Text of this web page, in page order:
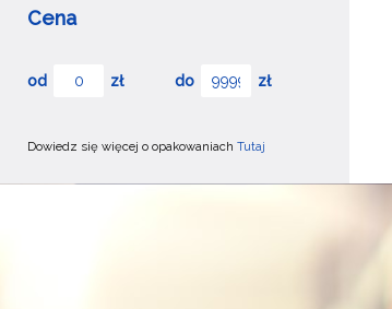
Cena
od zł do zł
Dowiedz się więcej o opakowaniach Tutaj